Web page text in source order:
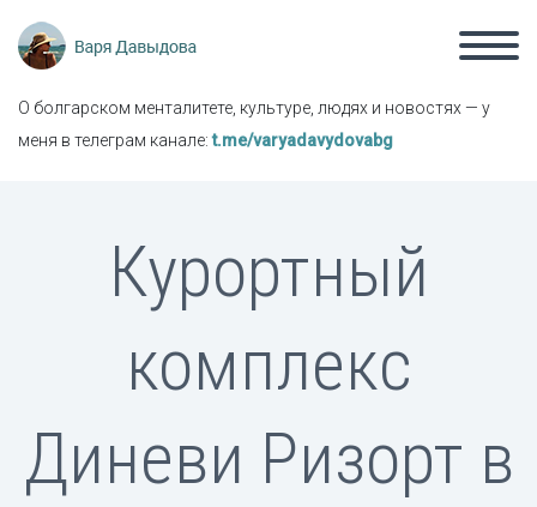
О болгарском менталитете, культуре, людях и новостях — у
меня в телеграм канале:t.me/varyadavydovabg
Курортный
комплекс
Диневи Ризорт в